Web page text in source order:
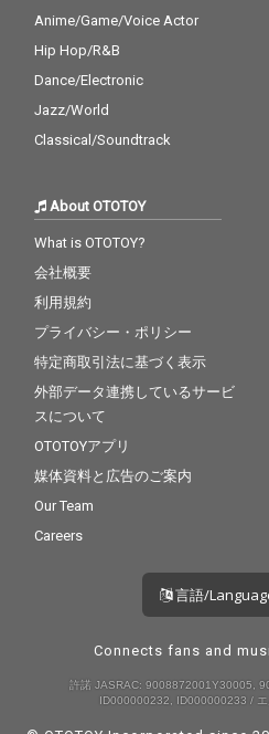
Anime/Game/Voice Actor
Hip Hop/R&B
Dance/Electronic
Jazz/World
Classical/Soundtrack
About OTOTOY
What is OTOTOY?
会社概要
利用規約
プライバシー・ポリシー
特定商取引法に基づく表示
外部データ連携しているサービ
スについて
OTOTOYアプリ
媒体資料と広告のご案内
Our Team
Careers
言語/
Connects fans and
許諾 JASRAC: 9008872001Y30005,
ID000000232, ID000000233 /